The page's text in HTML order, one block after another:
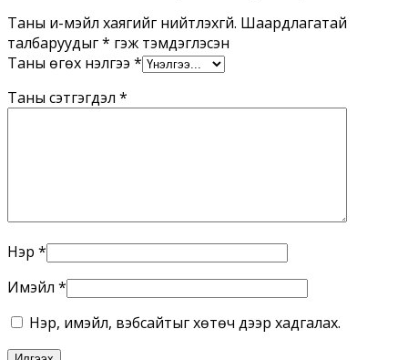
Таны и-мэйл хаягийг нийтлэхгүй. Шаардлагатай
талбаруудыг* гэж тэмдэглэсэн
Таны өгөх үнэлгээ *
Таны сэтгэгдэл *
Нэр *
Имэйл *
Нэр, имэйл, вэбсайтыг хөтөч дээр хадгалах.